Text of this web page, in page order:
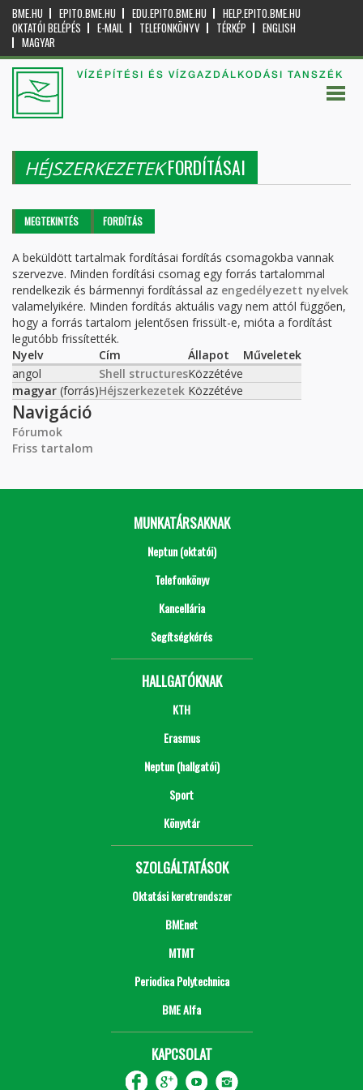
BME.HU EPITO.BME.HU EDU.EPITO.BME.HU
HELP.EPITO.BME.HU
OKTATÓI BELÉPÉS
E-MAIL TELEFONKÖNYV TÉRKÉP
ENGLISH
MAGYAR
VÍZÉPÍTÉSI ÉS VÍZGAZDÁLKODÁSI TANSZÉK
HÉJSZERKEZETEKFORDÍTÁSAI
Elsődleges fülek
MEGTEKINTÉS FORDÍTÁS
A beküldött tartalmak fordításai fordítás csomagokba vannak
szervezve. Minden fordítási csomag egy forrás tartalommal
rendelkezik és bármennyi fordítással az engedélyezett nyelvek
valamelyikére. Minden fordítás aktuális vagy nem attól függően,
hogy a forrás tartalom jelentősen frissült-e, mióta a fordítást
legutóbb frissítették.
Nyelv
Cím Állapot
Műveletek
angol
Shell structuresKözzétéve
magyar (forrás)Héjszerkezetek Közzétéve
Navigáció
Fórumok
Friss tartalom
MUNKATÁRSAKNAK
Neptun (oktatói)
Telefonkönyv
Kancellária
Segítségkérés
HALLGATÓKNAK
KTH
Erasmus
Neptun (hallgatói)
Sport
Könyvtár
SZOLGÁLTATÁSOK
Oktatási keretrendszer
BMEnet
MTMT
Periodica Polytechnica
BME Alfa
KAPCSOLAT